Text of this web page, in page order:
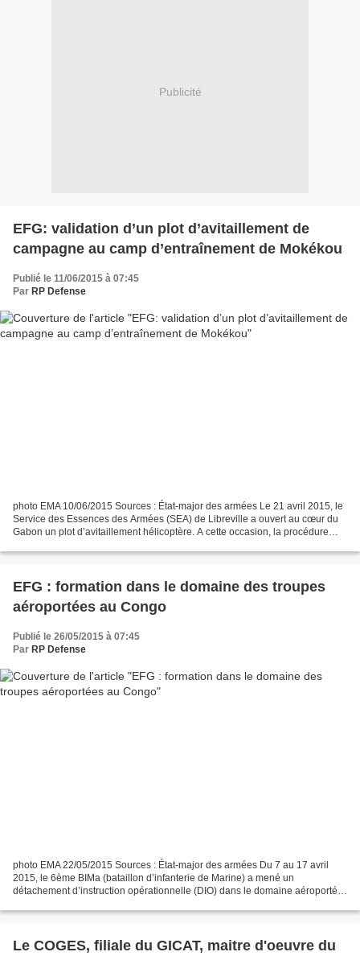
Publicité
EFG: validation d’un plot d’avitaillement de
campagne au camp d’entraînement de Mokékou
Publié le 11/06/2015 à 07:45
Par RP Defense
photo EMA 10/06/2015 Sources : État-major des armées Le 21 avril 2015, le
Service des Essences des Armées (SEA) de Libreville a ouvert au cœur du
Gabon un plot d’avitaillement hélicoptère. A cette occasion, la procédure
EFG : formation dans le domaine des troupes
aéroportées au Congo
Publié le 26/05/2015 à 07:45
Par RP Defense
photo EMA 22/05/2015 Sources : État-major des armées Du 7 au 17 avril
2015, le 6ème BIMa (bataillon d’infanterie de Marine) a mené un
détachement d’instruction opérationnelle (DIO) dans le domaine aéroporté
Le COGES, filiale du GICAT, maitre d'oeuvre du